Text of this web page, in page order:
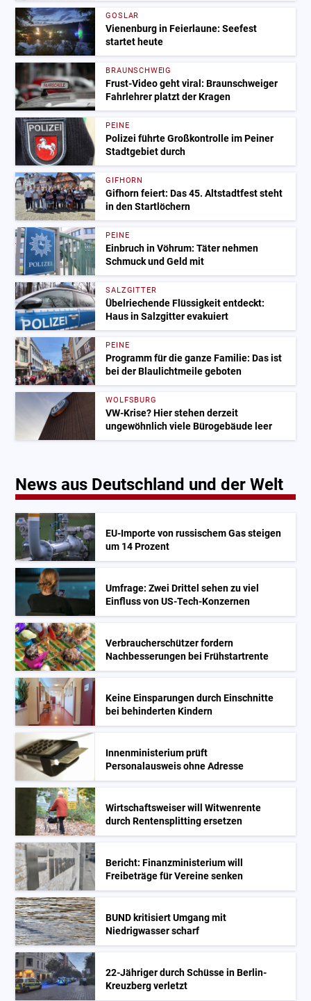
GOSLAR
Vienenburg in Feierlaune: Seefest
startet heute
BRAUNSCHWEIG
Frust-Video geht viral: Braunschweiger
Fahrlehrer platzt der Kragen
PEINE
Polizei führte Großkontrolle im Peiner
Stadtgebiet durch
GIFHORN
Gifhorn feiert: Das 45. Altstadtfest steht
in den Startlöchern
PEINE
Einbruch in Vöhrum: Täter nehmen
Schmuck und Geld mit
SALZGITTER
Übelriechende Flüssigkeit entdeckt:
Haus in Salzgitter evakuiert
PEINE
Programm für die ganze Familie: Das ist
bei der Blaulichtmeile geboten
WOLFSBURG
VW-Krise? Hier stehen derzeit
ungewöhnlich viele Bürogebäude leer
News aus Deutschland und der Welt
EU-Importe von russischem Gas steigen
um 14 Prozent
Umfrage: Zwei Drittel sehen zu viel
Einfluss von US-Tech-Konzernen
Verbraucherschützer fordern
Nachbesserungen bei Frühstartrente
Keine Einsparungen durch Einschnitte
bei behinderten Kindern
Innenministerium prüft
Personalausweis ohne Adresse
Wirtschaftsweiser will Witwenrente
durch Rentensplitting ersetzen
Bericht: Finanzministerium will
Freibeträge für Vereine senken
BUND kritisiert Umgang mit
Niedrigwasser scharf
22-Jähriger durch Schüsse in Berlin-
Kreuzberg verletzt